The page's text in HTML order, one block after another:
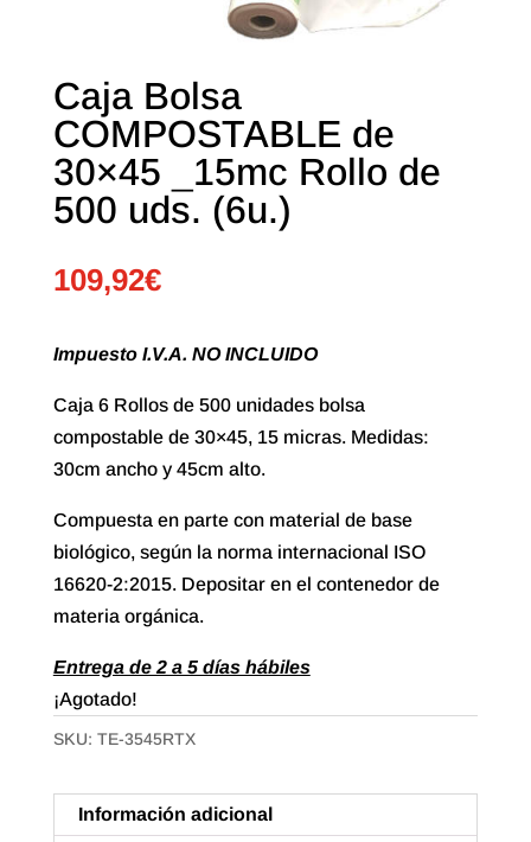
Caja Bolsa
COMPOSTABLE de
30×45 _15mc Rollo de
500 uds. (6u.)
109,92€
Impuesto I.V.A. NO INCLUIDO
Caja 6 Rollos de 500 unidades bolsa
compostable de 30×45, 15 micras. Medidas:
30cm ancho y 45cm alto.
Compuesta en parte con material de base
biológico, según la norma internacional ISO
16620-2:2015. Depositar en el contenedor de
materia orgánica.
Entrega de 2 a 5 días hábiles
¡Agotado!
SKU: TE-3545RTX
Información adicional